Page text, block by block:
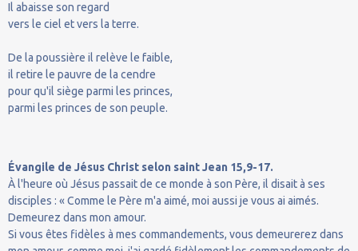
Il abaisse son regard
vers le ciel et vers la terre.
De la poussière il relève le faible,
il retire le pauvre de la cendre
pour qu'il siège parmi les princes,
parmi les princes de son peuple.
Évangile de Jésus Christ selon saint Jean 15,9-17.
À l'heure où Jésus passait de ce monde à son Père, il disait à ses
disciples : « Comme le Père m'a aimé, moi aussi je vous ai aimés.
Demeurez dans mon amour.
Si vous êtes fidèles à mes commandements, vous demeurerez dans